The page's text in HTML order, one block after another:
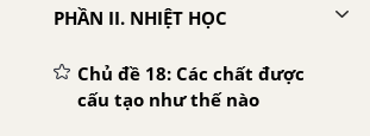
PHẦN II. NHIỆT HỌC
Chủ đề 18: Các chất được
cấu tạo như thế nào